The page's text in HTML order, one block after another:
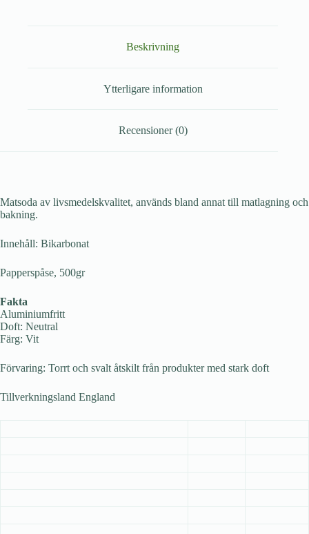
Beskrivning
Ytterligare information
Recensioner (0)
Matsoda av livsmedelskvalitet, används bland annat till matlagning och
bakning.
Innehåll: Bikarbonat
Papperspåse, 500gr
Fakta
Aluminiumfritt
Doft: Neutral
Färg: Vit
Förvaring: Torrt och svalt åtskilt från produkter med stark doft
Tillverkningsland England